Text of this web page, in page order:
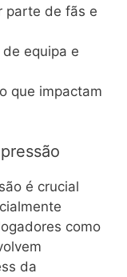
parte de fãs e
equipa e
que impactam
é crucial
como
da